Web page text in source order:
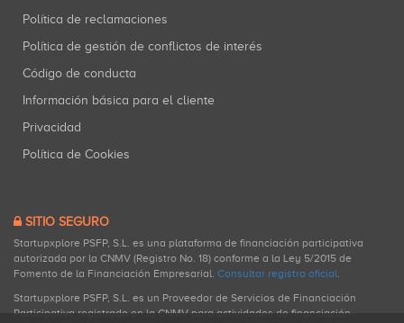
Política de reclamaciones
Política de gestión de conflictos de interés
Código de conducta
Información básica para el cliente
Privacidad
Política de Cookies
SITIO SEGURO
Startupxplore PSFP, S.L. es una plataforma de financiación participativa
autorizada por la CNMV (Registro No. 18) conforme a la Ley 5/2015 de
Fomento de la Financiación Empresarial. Consultar registro oficial.
Startupxplore PSFP, S.L. es un Proveedor de Servicios de Financiación
Participativa registrado en la CNMV para actividades de financiación